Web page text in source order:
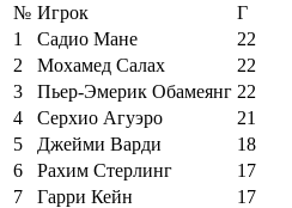
№ Игрок
Г
1
Садио Мане
22
2
Мохамед Салах
22
3
Пьер-Эмерик Обамеянг 22
4
Серхио Агуэро
21
5
Джейми Варди
18
6
Рахим Стерлинг
17
7
Гарри Кейн
17